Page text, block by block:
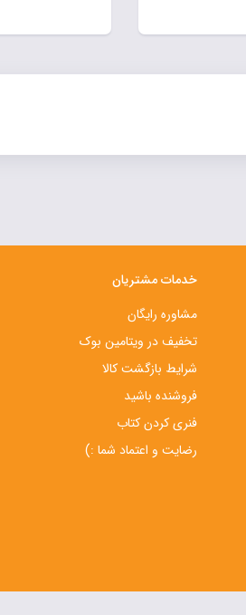
خدمات مشتریان
مشاوره رایگان
تخفیف در ویتامین بوک
شرایط بازگشت کالا
فروشنده باشید
فنری کردن کتاب
رضایت و اعتماد شما :)